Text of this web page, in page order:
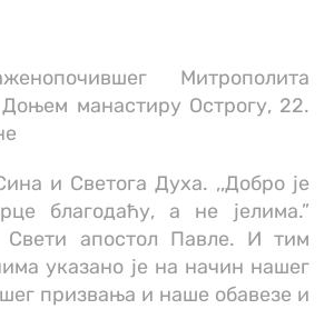
Митрополита
манастиру Острогу, 22.
и Светога Духа. ,,Добро је
благодаћу, а не јелима.”
Свети апостол Павле. И тим
указано је на начин нашег
призвања и наше обавезе и